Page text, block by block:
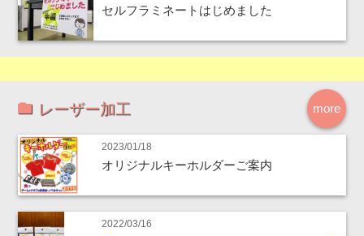
セルフラミネートはじめました
more
レーザー加工
2023/01/18
オリジナルキーホルダーご案内
2022/03/16